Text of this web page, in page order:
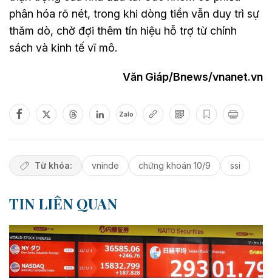
phân hóa rõ nét, trong khi dòng tiền vẫn duy trì sự
thăm dò, chờ đợi thêm tín hiệu hỗ trợ từ chính
sách và kinh tế vĩ mô.
Văn Giáp/Bnews/vnanet.vn
Zalo
Từ khóa: vninde chứng khoán 10/9 ssi
TIN LIÊN QUAN